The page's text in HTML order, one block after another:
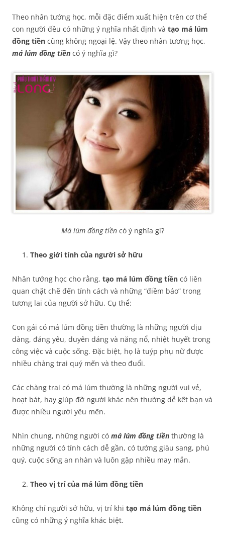
Theo nhân tướng học, mỗi đặc điểm xuất hiện trên cơ thể
con người đều có những ý nghĩa nhất định và tạo má lúm
đồng tiền cũng không ngoại lệ. Vậy theo nhân tương học,
má lúm đồng tiền có ý nghĩa gì?
Má lúm đồng tiềncó ý nghĩa gì?
Theo giới tính của người sở hữu
Nhân tướng học cho rằng, tạo má lúm đồng tiền có liên
quan chặt chẽ đến tính cách và những “điềm báo” trong
tương lai của người sở hữu. Cụ thể:
Con gái có má lúm đồng tiền thường là những người dịu
dàng, đáng yêu, duyên dáng và năng nổ, nhiệt huyết trong
công việc và cuộc sống. Đặc biệt, họ là tuýp phụ nữ được
nhiều chàng trai quý mến và theo đuổi.
Các chàng trai có má lúm thường là những người vui vẻ,
hoạt bát, hay giúp đỡ người khác nên thường dễ kết bạn và
được nhiều người yêu mến.
Nhìn chung, những người có má lúm đồng tiền thường là
những người có tính cách dễ gần, có tướng giàu sang, phú
quý, cuộc sống an nhàn và luôn gặp nhiều may mắn.
Theo vị trí của má lúm đồng tiền
Không chỉ người sở hữu, vị trí khi tạo má lúm đồng tiền
cũng có những ý nghĩa khác biệt.